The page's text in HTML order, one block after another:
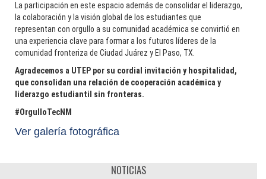
La participación en este espacio además de consolidar el liderazgo,
la colaboración y la visión global de los estudiantes que
representan con orgullo a su comunidad académica se convirtió en
una experiencia clave para formar a los futuros líderes de la
comunidad fronteriza de Ciudad Juárez y El Paso, TX.
Agradecemos a UTEP por su cordial invitación y hospitalidad,
que consolidan una relación de cooperación académica y
liderazgo estudiantil sin fronteras.
#OrgulloTecNM
Ver galería fotográfica
NOTICIAS
Rodolfo Baylón: La curiosidad como motor de una trayectoria
sin fronteras